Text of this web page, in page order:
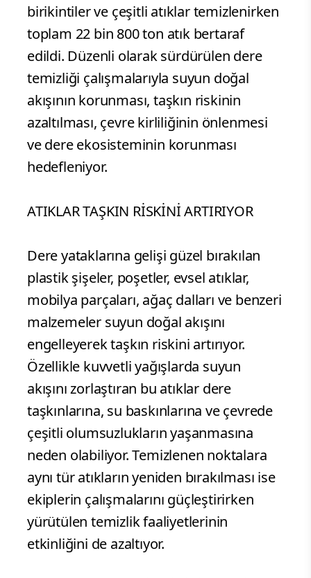
birikintiler ve çeşitli atıklar temizlenirken
toplam 22 bin 800 ton atık bertaraf
edildi. Düzenli olarak sürdürülen dere
temizliği çalışmalarıyla suyun doğal
akışının korunması, taşkın riskinin
azaltılması, çevre kirliliğinin önlenmesi
ve dere ekosisteminin korunması
hedefleniyor.
ATIKLAR TAŞKIN RİSKİNİ ARTIRIYOR
Dere yataklarına gelişi güzel bırakılan
plastik şişeler, poşetler, evsel atıklar,
mobilya parçaları, ağaç dalları ve benzeri
malzemeler suyun doğal akışını
engelleyerek taşkın riskini artırıyor.
Özellikle kuvvetli yağışlarda suyun
akışını zorlaştıran bu atıklar dere
taşkınlarına, su baskınlarına ve çevrede
çeşitli olumsuzlukların yaşanmasına
neden olabiliyor. Temizlenen noktalara
aynı tür atıkların yeniden bırakılması ise
ekiplerin çalışmalarını güçleştirirken
yürütülen temizlik faaliyetlerinin
etkinliğini de azaltıyor.